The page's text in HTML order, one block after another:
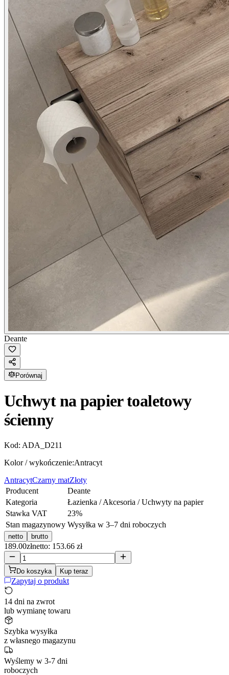
Deante
Porównaj
Uchwyt na papier toaletowy
ścienny
Kod: ADA_D211
Kolor / wykończenie:Antracyt
AntracytCzarny matZłoty
Producent
Deante
Kategoria
Łazienka / Akcesoria / Uchwyty na papier
Stawka VAT
23%
Stan magazynowy Wysyłka w 3–7 dni roboczych
netto brutto
189.00złnetto: 153.66 zł
Do koszyka Kup teraz
Zapytaj o produkt
14 dni na zwrot
lub wymianę towaru
Szybka wysyłka
z własnego magazynu
Wyślemy w 3-7 dni
roboczych